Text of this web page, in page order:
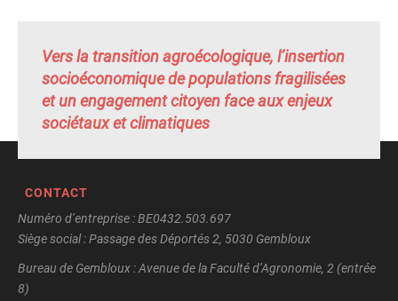
Vers la transition agroécologique, l’insertion
socioéconomique de populations fragilisées
et un engagement citoyen face aux enjeux
sociétaux et climatiques
CONTACT
Numéro d’entreprise : BE0432.503.697
Siège social : Passage des Déportés 2, 5030 Gembloux
Bureau de Gembloux : Avenue de la Faculté d’Agronomie, 2 (entrée
8)